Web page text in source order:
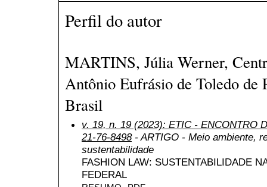
Perfil do autor
MARTINS, Júlia Werner,
Antônio Eufrásio de Toledo de
Brasil
v. 19, n. 19 (2023): ETIC - ENCONTRO
21-76-8498- ARTIGO - Meio ambiente,
sustentabilidade
FASHION LAW: SUSTENTABILIDADE
FEDERAL